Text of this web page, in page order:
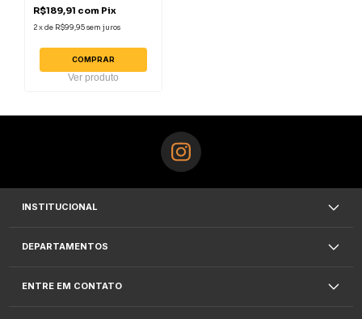
R$189,91 com Pix
2xde R$99,95sem juros
COMPRAR
Ver produto
INSTITUCIONAL
DEPARTAMENTOS
ENTRE EM CONTATO